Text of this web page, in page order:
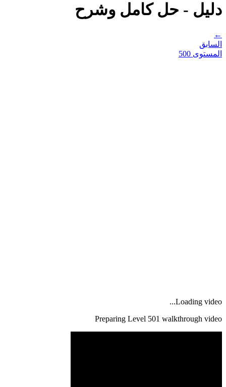
دليل - حل كامل وشرح
←
السابق
المستوى 500
Loading video...
Preparing Level 501 walkthrough video